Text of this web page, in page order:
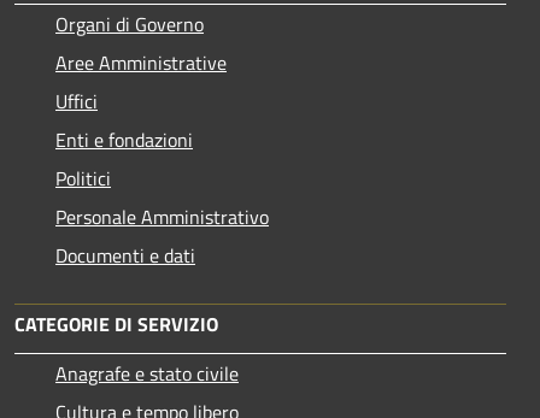
Organi di Governo
Aree Amministrative
Uffici
Enti e fondazioni
Politici
Personale Amministrativo
Documenti e dati
CATEGORIE DI SERVIZIO
Anagrafe e stato civile